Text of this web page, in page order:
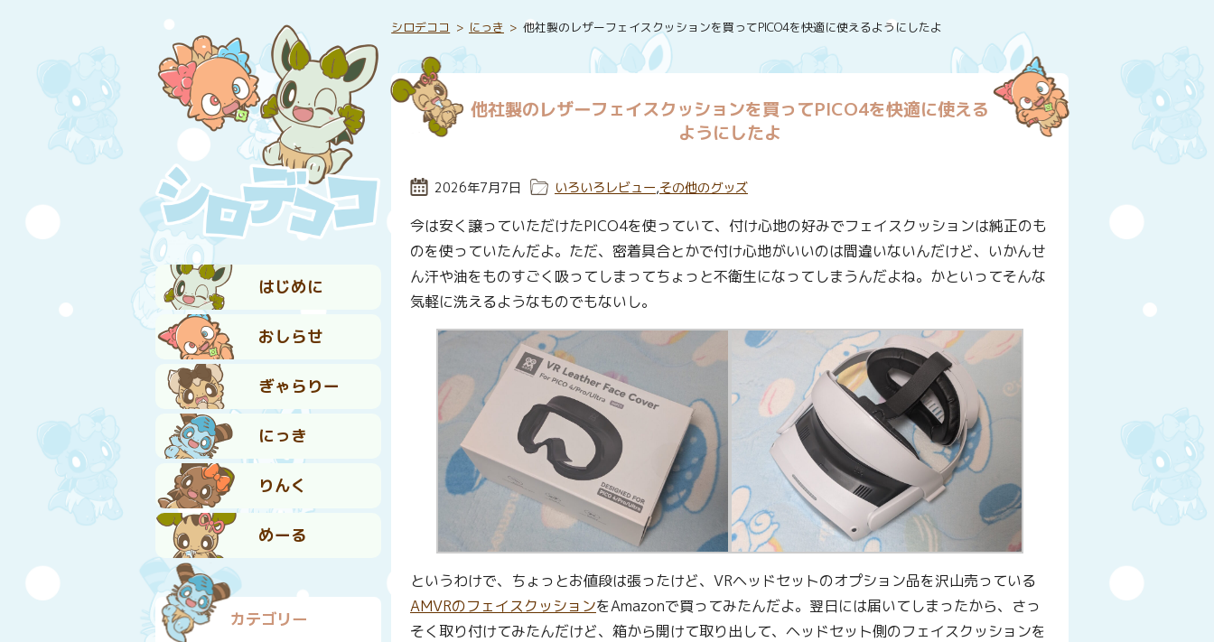
はじめに
おしらせ
ぎゃらりー
にっき
りんく
めーる
シロデココ にっき 他社製のレザーフェイスクッションを買ってPICO4を快適に使えるようにしたよ
他社製のレザーフェイスクッションを買ってPICO4を快適に使える
ようにしたよ
投稿日:
2026年7月7日 カテゴリー:
いろいろレビュー,その他のグッズ
今は安く譲っていただけたPICO4を使っていて、付け心地の好みでフェイスクッションは純正のも
のを使っていたんだよ。ただ、密着具合とかで付け心地がいいのは間違いないんだけど、いかんせ
ん汗や油をものすごく吸ってしまってちょっと不衛生になってしまうんだよね。かといってそんな
気軽に洗えるようなものでもないし。
というわけで、ちょっとお値段は張ったけど、VRヘッドセットのオプション品を沢山売っている
AMVRのフェイスクッションをAmazonで買ってみたんだよ。翌日には届いてしまったから、さっ
そく取り付けてみたんだけど、箱から開けて取り出して、ヘッドセット側のフェイスクッションを
カテゴリー